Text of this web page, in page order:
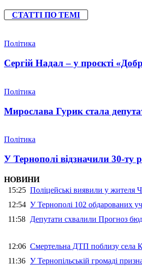
СТАТТІ ПО ТЕМІ
Політика
Сергій Надал – у проєкті
Політика
Мирослава Гурик стала
Політика
У Тернополі відзначили 30-ту
НОВИНИ
15:25 Поліцейські виявили у жителя
12:54 У Тернополі 102 обдарованих
11:58 Депутати схвалили Прогноз
12:06 Смертельна ДТП поблизу села
11:36 У Тернопільській громаді